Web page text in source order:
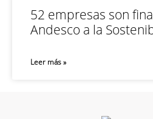
52 empresas son
Andesco a la
Leer más »